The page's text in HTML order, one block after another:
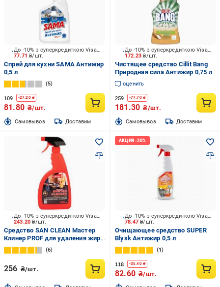
77.71₴/шт.
До -10% з суперкредиткою Visa Вигода
Спрей для кухни SAMA Антижир
0,5 л
5
109 -27.20₴
81.80 ₴/шт.
Cамовывоз Доставим
172.23₴/шт.
До -10% з суперкредиткою Visa Вигода
Чистящее средство Cillit Bang
Природная сила Антижир 0,75 л
оценить
259 -77.70₴
181.30 ₴/шт.
Cамовывоз Доставим
243.20₴/шт.
До -10% з суперкредиткою Visa Вигода
Средство SAN CLEAN Мастер
Клинер PROF для удаления жира
и нагара 0,75 л
6
256 ₴/шт.
78.47₴/шт.
До -10% з суперкредиткою Visa Вигода
Очищающее средство SUPER
Blysk Антижир 0,5 л
1
118 -35.40₴
82.60 ₴/шт.